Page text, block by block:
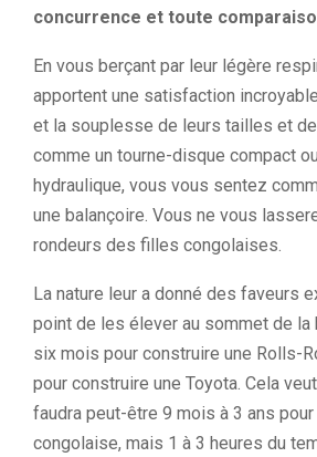
concurrence et toute
En vous berçant par leur légère
apportent une satisfaction
et la souplesse de leurs tailles et
comme un tourne-disque compact
hydraulique, vous vous sentez
une balançoire. Vous ne vous
rondeurs des filles congolaises.
La nature leur a donné des faveurs
point de les élever au sommet de la
six mois pour construire une Rolls-
pour construire une Toyota. Cela
faudra peut-être 9 mois à 3 ans
congolaise, mais 1 à 3 heures du